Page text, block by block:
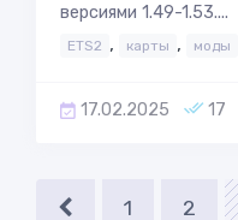
версиями 1.49-1.53....
ETS2 , карты , моды
17.02.2025 17
1 2